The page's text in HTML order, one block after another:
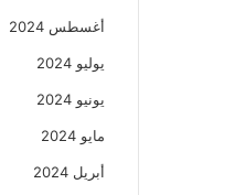
أغسطس 2024
يوليو 2024
يونيو 2024
مايو 2024
أبريل 2024